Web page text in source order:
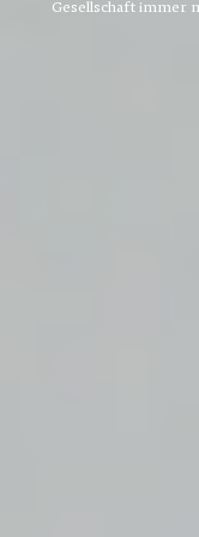
Gesellschaft immer